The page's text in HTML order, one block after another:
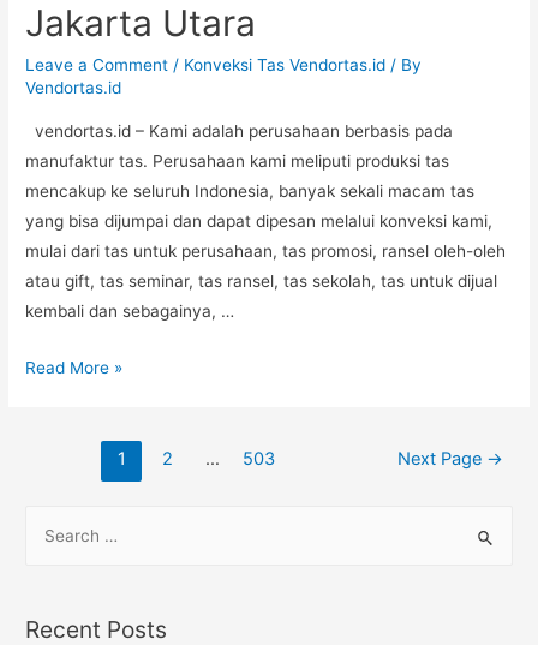
Palembang
Jakarta Utara
Leave a Comment / Konveksi Tas Vendortas.id / By
Vendortas.id
vendortas.id – Kami adalah perusahaan berbasis pada
manufaktur tas. Perusahaan kami meliputi produksi tas
mencakup ke seluruh Indonesia, banyak sekali macam tas
yang bisa dijumpai dan dapat dipesan melalui konveksi kami,
mulai dari tas untuk perusahaan, tas promosi, ransel oleh-oleh
atau gift, tas seminar, tas ransel, tas sekolah, tas untuk dijual
kembali dan sebagainya, …
Jahit
Utara
Read More »
1 2 … 503 Next Page →
rRecent Posts